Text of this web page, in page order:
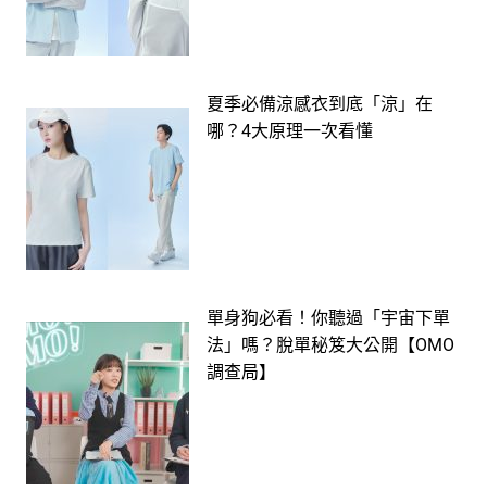
夏季必備涼感衣到底「涼」在
哪？4大原理一次看懂
單身狗必看！你聽過「宇宙下單
法」嗎？脫單秘笈大公開【OMO
調查局】